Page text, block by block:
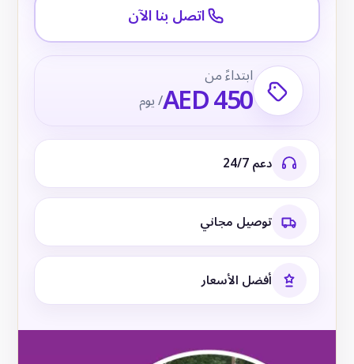
اتصل بنا الآن
ابتداءً من
AED 450/ يوم
دعم 24/7
توصيل مجاني
أفضل الأسعار